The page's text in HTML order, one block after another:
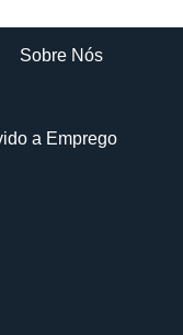
Sobre Nós
a Emprego